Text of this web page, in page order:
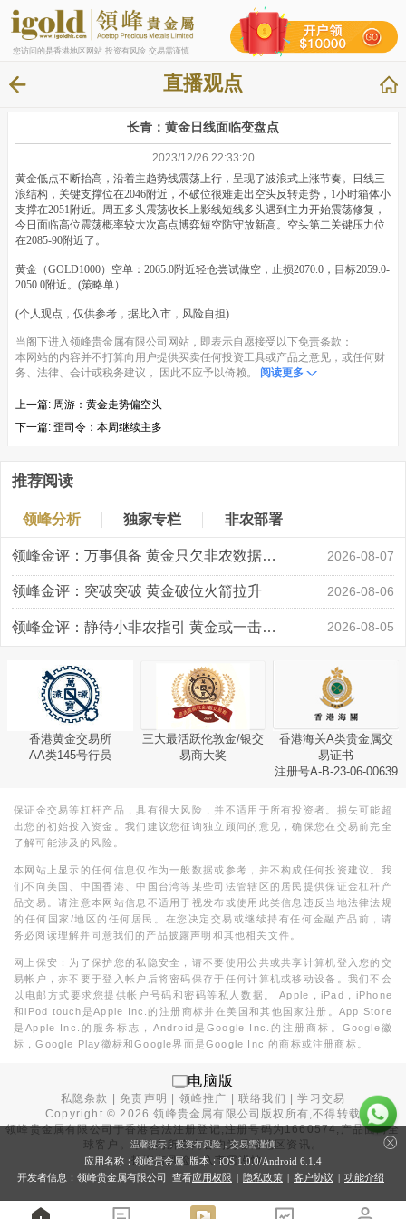
您访问的是香港地区网站 投资有风险 交易需谨慎
直播观点
长青：黄金日线面临变盘点
2023/12/26 22:33:20
黄金低点不断抬高，沿着主趋势线震荡上行，呈现了波浪式上涨节奏。日线三
浪结构，关键支撑位在2046附近，不破位很难走出空头反转走势，1小时箱体小
支撑在2051附近。周五多头震荡收长上影线短线多头遇到主力开始震荡修复，
今日面临高位震荡概率较大次高点博弈短空防守放新高。空头第二关键压力位
在2085-90附近了。
黄金（GOLD1000）空单：2065.0附近轻仓尝试做空，止损2070.0，目标2059.0-
2050.0附近。(策略单）
(个人观点，仅供参考，据此入市，风险自担)
当阁下进入领峰贵金属有限公司网站，即表示自愿接受以下免责条款：
本网站的内容并不打算向用户提供买卖任何投资工具或产品之意见，或任何财
务、法律、会计或税务建议， 因此不应予以倚赖。
阅读更多
上一篇: 周游：黄金走势偏空头
下一篇: 歪司令：本周继续主多
推荐阅读
领峰分析 独家专栏 非农部署
领峰金评：万事俱备 黄金只欠非农数据“东风” 2026-08-07
领峰金评：突破突破 黄金破位火箭拉升 2026-08-06
领峰金评：静待小非农指引 黄金或一击破局 2026-08-05
香港黄金交易所
AA类145号行员
三大最活跃伦敦金/银交
易商大奖
香港海关A类贵金属交
易证书
注册号A-B-23-06-00639
保证金交易等杠杆产品，具有很大风险，并不适用于所有投资者。损失可能超
出您的初始投入资金。我们建议您征询独立顾问的意见，确保您在交易前完全
了解可能涉及的风险。
本网站上显示的任何信息仅作为一般数据或参考，并不构成任何投资建议。我
们不向美国、中国香港、中国台湾等某些司法管辖区的居民提供保证金杠杆产
品交易。请注意本网站信息不适用于视发布或使用此类信息违反当地法律法规
的任何国家/地区的任何居民。在您决定交易或继续持有任何金融产品前，请
务必阅读理解并同意我们的产品披露声明和其他相关文件。
网上保安：为了保护您的私隐安全，请不要使用公共或共享计算机登入您的交
易帐户，亦不要于登入帐户后将密码保存于任何计算机或移动设备。我们不会
以电邮方式要求您提供帐户号码和密码等私人数据。 Apple，iPad，iPhone
和iPod touch是Apple Inc.的注册商标并在美国和其他国家注册。App Store
是Apple Inc.的服务标志，Android是Google Inc.的注册商标。Google徽
标，Google Play徽标和Google界面是Google Inc.的商标或注册商标。
电脑版
私隐条款 |免责声明 领峰推广 |联络我们 |学习交易
Copyright ©2026 领峰贵金属有限公司版权所有,不得转载
领峰贵金属有限公司于香港合法注册登记,注册号码为1660574,产品面向全
球客户。本站内所有内容均为香港地区资讯。
投资有风险，入市需谨慎。
温馨提示：投资有风险，交易需谨慎
应用名称：领峰贵金属 版本：iOS 1.0.0/Android 6.1.4
开发者信息：领峰贵金属有限公司 查看应用权限 | 隐私政策 | 客户协议 | 功能介绍